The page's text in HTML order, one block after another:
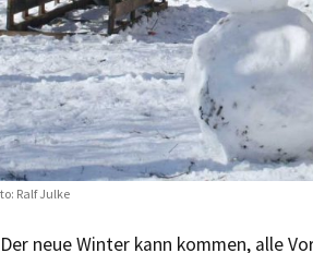
Ralf Julke
Der neue Winter kann kommen, alle